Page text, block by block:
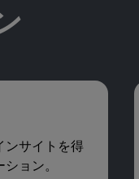
ンサイトを得
ョン。